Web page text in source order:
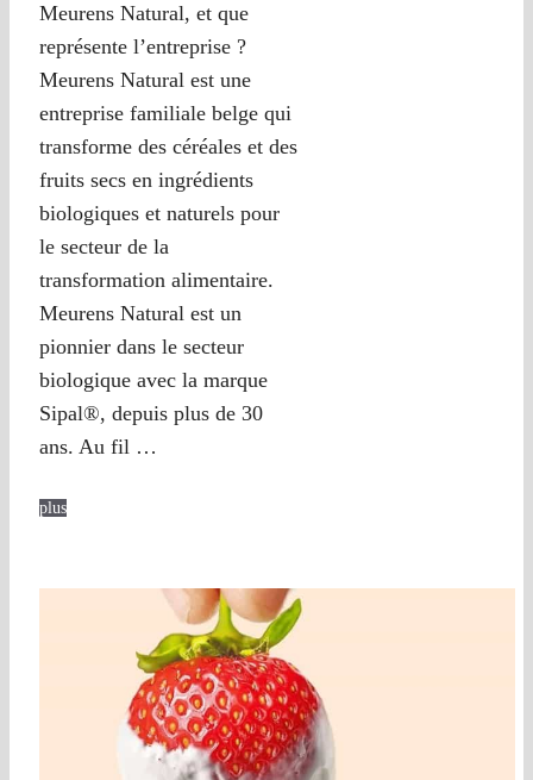
Meurens Natural, et que
représente l’entreprise ?
Meurens Natural est une
entreprise familiale belge qui
transforme des céréales et des
fruits secs en ingrédients
biologiques et naturels pour
le secteur de la
transformation alimentaire.
Meurens Natural est un
pionnier dans le secteur
biologique avec la marque
Sipal®, depuis plus de 30
ans. Au fil …
plus